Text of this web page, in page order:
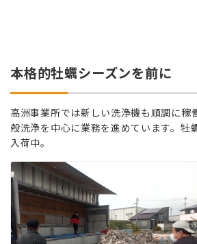
本格的牡蠣シーズンを前に
高洲事業所では新しい洗浄機も順調に稼
殻洗浄を中心に業務を進めています。牡
入荷中。